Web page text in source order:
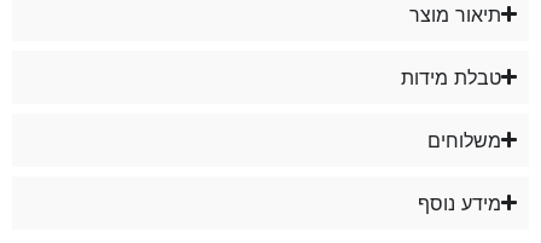
תיאור מוצר
טבלת מידות
משלוחים
מידע נוסף